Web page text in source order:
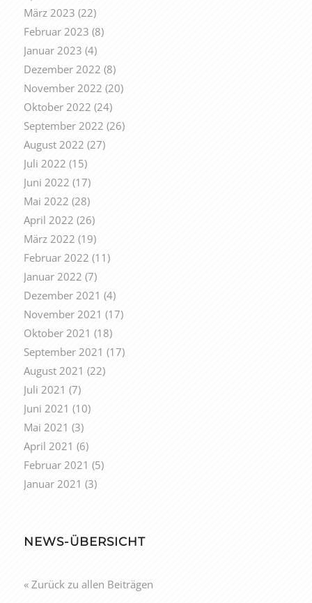
März 2023 (22)
Februar 2023 (8)
Januar 2023 (4)
Dezember 2022 (8)
November 2022 (20)
Oktober 2022 (24)
September 2022 (26)
August 2022 (27)
Juli 2022 (15)
Juni 2022 (17)
Mai 2022 (28)
April 2022 (26)
März 2022 (19)
Februar 2022 (11)
Januar 2022 (7)
Dezember 2021 (4)
November 2021 (17)
Oktober 2021 (18)
September 2021 (17)
August 2021 (22)
Juli 2021 (7)
Juni 2021 (10)
Mai 2021 (3)
April 2021 (6)
Februar 2021 (5)
Januar 2021 (3)
NEWS-ÜBERSICHT
« Zurück zu allen Beiträgen